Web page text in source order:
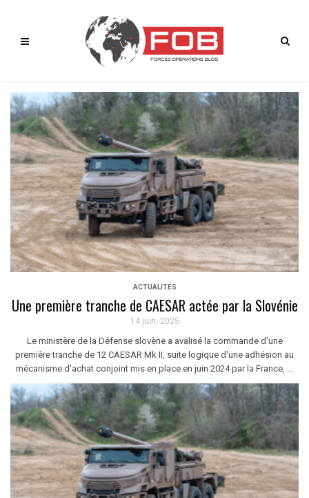
ACTUALITÉS
Une première tranche de CAESAR actée par la Slovénie
14 juin, 2025
Le ministère de la Défense slovène a avalisé la commande d'une
première tranche de 12 CAESAR Mk II, suite logique d'une adhésion au
mécanisme d'achat conjoint mis en place en juin 2024 par la France, ...